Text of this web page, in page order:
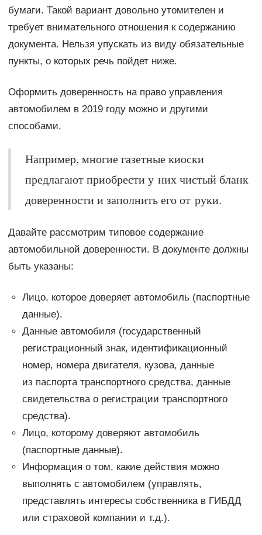
бумаги. Такой вариант довольно утомителен и
требует внимательного отношения к содержанию
документа. Нельзя упускать из виду обязательные
пункты, о которых речь пойдет ниже.
Оформить доверенность на право управления
автомобилем в 2019 году можно и другими
способами.
Например, многие газетные киоски
предлагают приобрести у них чистый бланк
доверенности и заполнить его от руки.
Давайте рассмотрим типовое содержание
автомобильной доверенности. В документе должны
быть указаны:
Лицо, которое доверяет автомобиль (паспортные
данные).
Данные автомобиля (государственный
регистрационный знак, идентификационный
номер, номера двигателя, кузова, данные
из паспорта транспортного средства, данные
свидетельства о регистрации транспортного
средства).
Лицо, которому доверяют автомобиль
(паспортные данные).
Информация о том, какие действия можно
выполнять с автомобилем (управлять,
представлять интересы собственника в ГИБДД
или страховой компании и т.д.).